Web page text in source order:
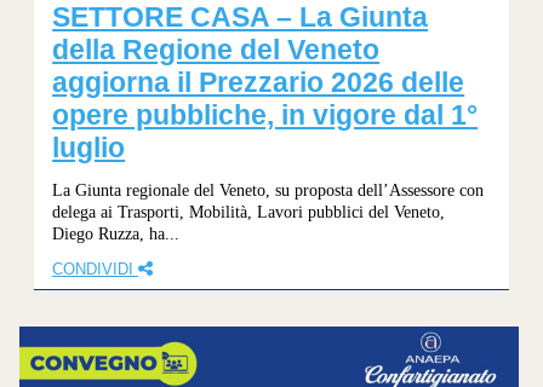
SETTORE CASA – La Giunta
della Regione del Veneto
aggiorna il Prezzario 2026 delle
opere pubbliche, in vigore dal 1°
luglio
La Giunta regionale del Veneto, su proposta dell’Assessore con
delega ai Trasporti, Mobilità, Lavori pubblici del Veneto,
Diego Ruzza, ha...
CONDIVIDI